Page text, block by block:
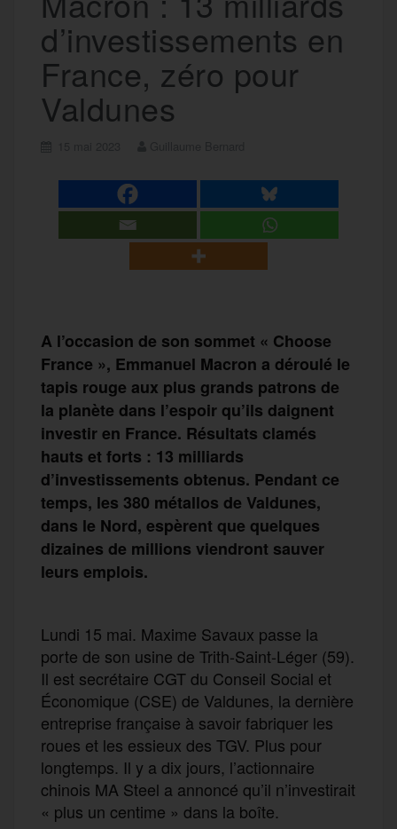
d’investissements en
France, zéro pour
Valdunes
A l’occasion de son sommet « Choose
France », Emmanuel Macron a déroulé le
tapis rouge aux plus grands patrons de
la planète dans l’espoir qu’ils daignent
investir en France. Résultats clamés
hauts et forts : 13 milliards
d’investissements obtenus. Pendant ce
temps, les 380 métallos de Valdunes,
dans le Nord, espèrent que quelques
dizaines de millions viendront sauver
leurs emplois.
Lundi 15 mai. Maxime Savaux passe la
porte de son usine de Trith-Saint-Léger (59).
Il est secrétaire CGT du Conseil Social et
Économique (CSE) de Valdunes, la dernière
entreprise française à savoir fabriquer les
roues et les essieux des TGV. Plus pour
longtemps. Il y a dix jours, l’actionnaire
chinois MA Steel a annoncé qu’il n’investirait
« plus un centime » dans la boîte.